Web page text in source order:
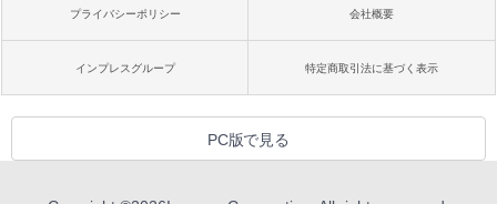
プライバシーポリシー 会社概要
インプレスグループ 特定商取引法に基づく表示
PC版で見る